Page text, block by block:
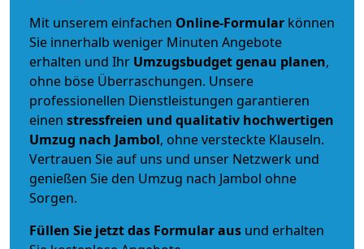
Mit unserem einfachen Online-Formular können
Sie innerhalb weniger Minuten Angebote
erhalten und Ihr Umzugsbudgetgenau planen,
ohne böse Überraschungen. Unsere
professionellen Dienstleistungen garantieren
einen stressfreien und qualitativ hochwertigen
Umzug nach Jambol, ohne versteckte Klauseln.
Vertrauen Sie auf uns und unser Netzwerk und
genießen Sie den Umzug nach Jambol ohne
Sorgen.
Füllen Sie jetzt das Formular aus und erhalten